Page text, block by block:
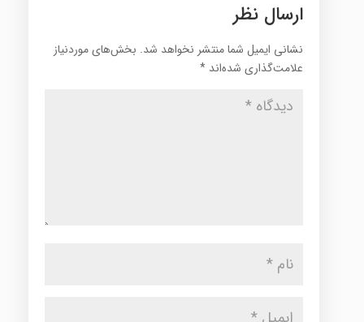
ارسال نظر
نشانی ایمیل شما منتشر نخواهد شد. بخش‌های موردنیاز
علامت‌گذاری شده‌اند *